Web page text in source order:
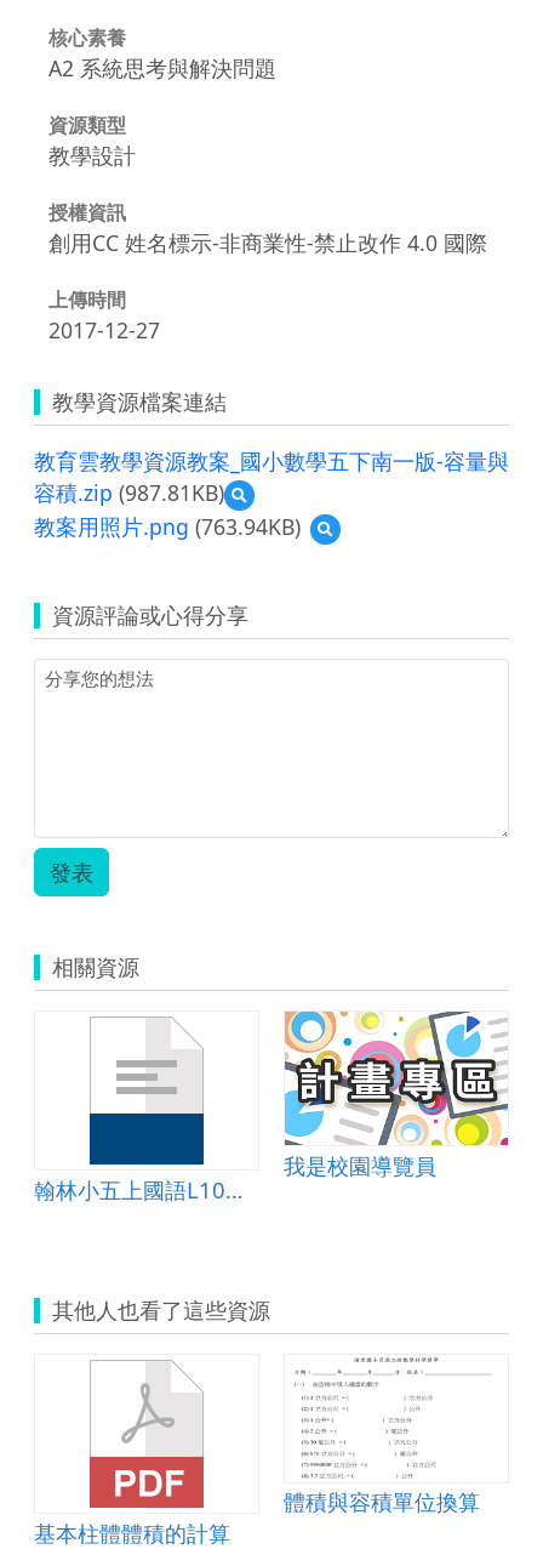
核心素養
A2 系統思考與解決問題
資源類型
教學設計
授權資訊
創用CC 姓名標示-非商業性-禁止改作 4.0 國際
上傳時間
2017-12-27
教學資源檔案連結
教育雲教學資源教案_國小數學五下南一版-容量與
容積.zip (987.81KB)
預
覽
教
教
資
學
積.zip
教案用照片.png (763.94KB)
預
覽
照
片.png
資源評論或心得分享
發表
相關資源
翰林小五上國語L10補充教材
我是校園導覽員
其他人也看了這些資源
基本柱體體積的計算
體積與容積單位換算